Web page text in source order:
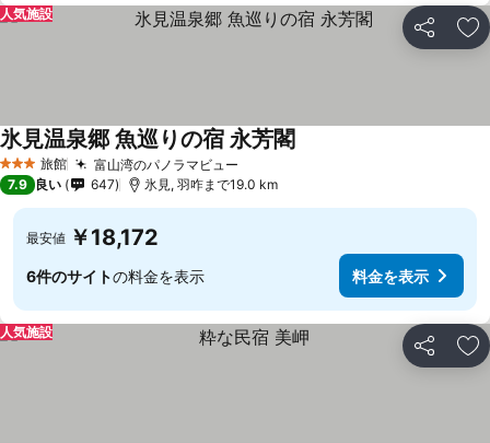
シェア お
人気施設
3 ホテルのランク
旅館 富山湾のパノラマビュー
氷見温泉郷 魚巡りの宿 永芳閣
7.9 良い 647 氷見, 羽咋まで19.0 km
最安値 ￥18,172
6件のサイトの料金を表示 料金を表示
シェア お
人気施設